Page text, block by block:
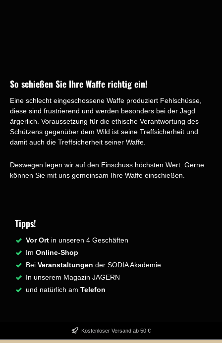
So schießen Sie Ihre Waffe richtig ein!
Eine schlecht eingeschossene Waffe produziert Fehlschüsse,
diese sind frustrierend und werden besonders bei der Jagd
ärgerlich. Voraussetzung für die ethische Verantwortung des
Schützens gegenüber dem Wild ist seine Treffsicherheit und
damit auch die Treffsicherheit seiner Waffe.
Deswegen legen wir auf den Einschuss höchsten Wert. Gerne
können Sie mit uns gemeinsam Ihre Waffe einschießen.
Tipps!
Vor Ort in unseren 4 Geschäften
Im Online-Shop
Bei Veranstaltungen der SODIA Akademie
In unserem Magazin JAGERN
und natürlich am Telefon
Kostenloser Versand ab 50 €